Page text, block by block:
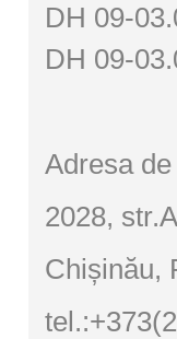
DH 09-
DH 09-
Adresa
2028,
Chișinău,